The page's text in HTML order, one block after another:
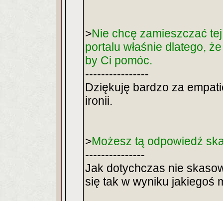
>Nie chcę zamieszczać
portalu właśnie dlatego,
by Ci pomóc.
----------------
Dziękuję bardzo za
ironii.
>Możesz tą odpowiedź
---------------
Jak dotychczas nie
się tak w wyniku jakiegoś